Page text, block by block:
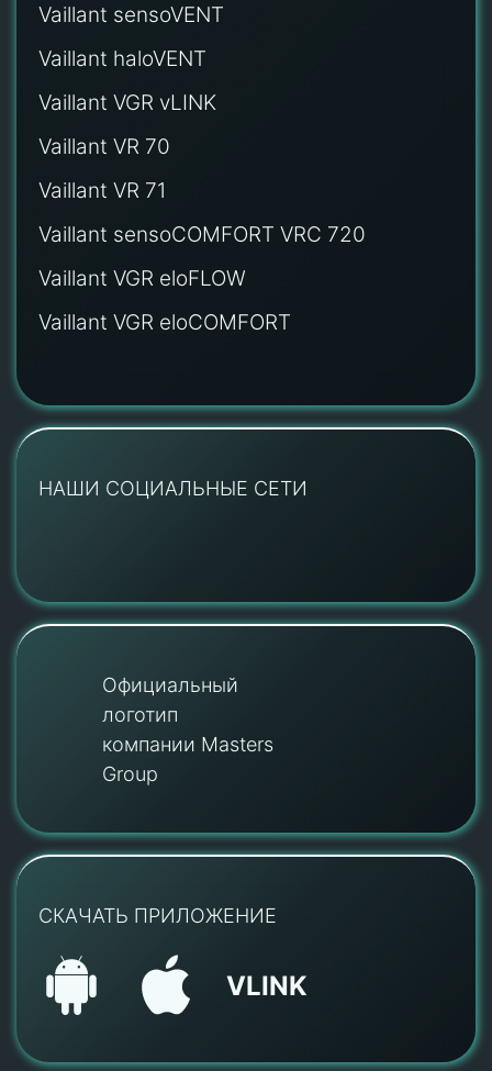
Vaillant sensoVENT
Vaillant haloVENT
Vaillant VGR vLINK
Vaillant VR 70
Vaillant VR 71
Vaillant sensoCOMFORT VRC 720
Vaillant VGR eloFLOW
Vaillant VGR eloCOMFORT
НАШИ СОЦИАЛЬНЫЕ СЕТИ
Официальный
логотип
компании Masters
Group
СКАЧАТЬ ПРИЛОЖЕНИЕ
VLINK